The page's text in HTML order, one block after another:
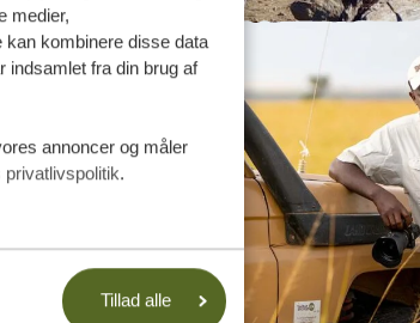
medier,
kan kombinere disse data
indsamlet fra din brug af
annoncer og måler
privatlivspolitik.
Tillad alle